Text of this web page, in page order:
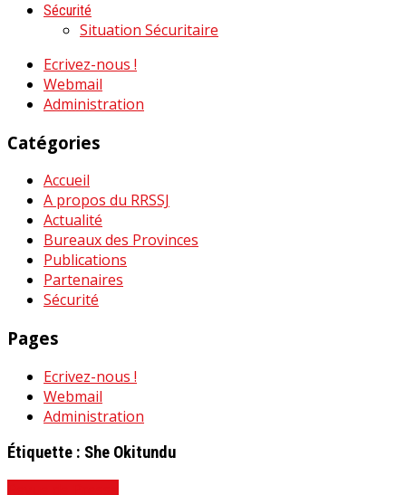
Sécurité
Situation Sécuritaire
Ecrivez-nous !
Webmail
Administration
Catégories
Accueil
A propos du RRSSJ
Actualité
Bureaux des Provinces
Publications
Partenaires
Sécurité
Pages
Ecrivez-nous !
Webmail
Administration
Étiquette : She Okitundu